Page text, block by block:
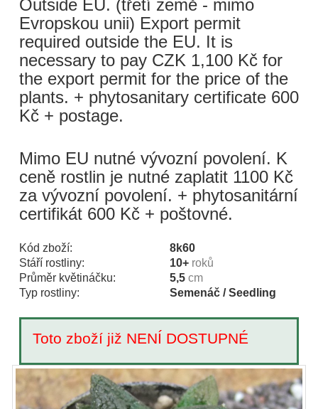
Outside EU. (třetí země - mimo
Evropskou unii) Export permit
required outside the EU. It is
necessary to pay CZK 1,100 Kč for
the export permit for the price of the
plants. + phytosanitary certificate 600
Kč + postage.
Mimo EU nutné vývozní povolení. K
ceně rostlin je nutné zaplatit 1100 Kč
za vývozní povolení. + phytosanitární
certifikát 600 Kč + poštovné.
Kód zboží:
8k60
Stáří rostliny:
10+ roků
Průměr květináčku:
5,5 cm
Typ rostliny:
Semenáč / Seedling
Toto zboží již NENÍ DOSTUPNÉ